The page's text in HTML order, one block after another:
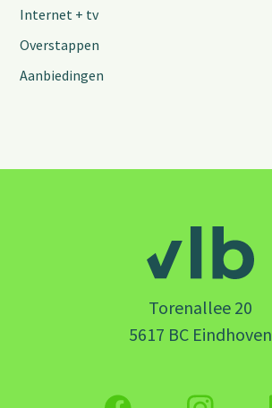
Internet + tv
Overstappen
Aanbiedingen
Torenallee 20
5617 BC Eindhoven